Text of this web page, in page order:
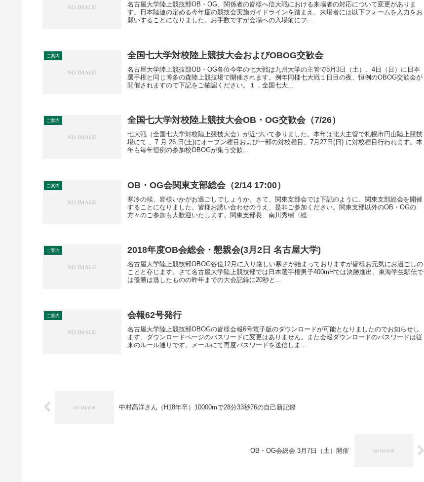
名古屋大学陸上競技部OB・OG、関係者の皆様へ信大戦における来場者の対応について変更がありま
す。日本陸連の定める今年度の競技会実施ガイドラインを踏まえ、来場者には以下フォームを入力をお
願いすることになりました。お手数ですが会場への入場前にフ...
ご案内 全国七大学対校陸上競技大会およびOBOG交歓会
名古屋大学陸上競技部OB・OG各位今年の七大戦は九州大学の主管で8月3日（土）、4日（日）に日本
選手権と同じ博多の森陸上競技場で開催されます。例年同様七大戦１日目の夜、恒例のOBOG交歓会が
開催されますので下記をご確認ください。１．全国七大...
ご案内 全国七大学対校陸上競技大会OB・OG交歓会（7/26）
七大戦（全国七大学対校陸上競技大会）が近づいて参りました。本年は北大主管で札幌市円山陸上競技
場にて 、7 月 26 日(土)にオープン種目および一部の対校種目、7月27日(日) に対校種目行われます。本
年も毎年恒例の参加校OBOGが集う交歓...
ご案内 OB・OG会関東支部総会（2/14 17:00）
寒冷の候、皆様いかがお過ごしでしょうか。さて、関東支部会では下記のように、関東支部総会を開催
することになりました。皆様お誘い合わせのうえ、是非ご参加ください。関東支部以外のOB・OGの
方々のご参加も大歓迎いたします。関東支部長 南川秀樹〈総...
ご案内 2018年度OB会総会・懇親会(3月2日 名古屋大学)
名古屋大学陸上競技部OBOG各位12月に入り厳しい寒さが始まっておりますが皆様お元気にお過ごしの
ことと存じます。さて名古屋大学陸上競技部では日本選手権男子400mHでは決勝進出、東海学生駅伝で
は優勝は逃したものの昨年までの大会記録に20秒と...
ご案内 会報62号発行
名古屋大学陸上競技部OBOGの皆様会報6号電子版のダウンロードが可能となりましたのでお知らせし
ます。ダウンロードページのパスワードに変更はありません。また会報ダウンロードのパスワードは従
来のルール通りです。メールにて再度パスワードを送信しま...
中村高洋さん（H18年卒）10000mで28分33秒76の自己新記録
OB・OG会総会 3月7日（土）開催